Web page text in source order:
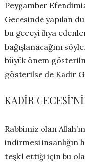
Peygamber
Gecesinde yapılan
bu geceyi ihya
bağışlanacağını
büyük önem
gösterilse de Kadir
KADİR
Rabbimiz olan
indirmesi insanlığın
teşkil ettiği için bu